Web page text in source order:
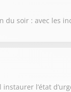
du soir : avec les
l’état